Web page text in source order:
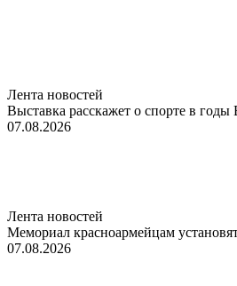
Лента новостей
Выставка расскажет о спорте в
07.08.2026
Лента новостей
Мемориал красноармейцам
07.08.2026